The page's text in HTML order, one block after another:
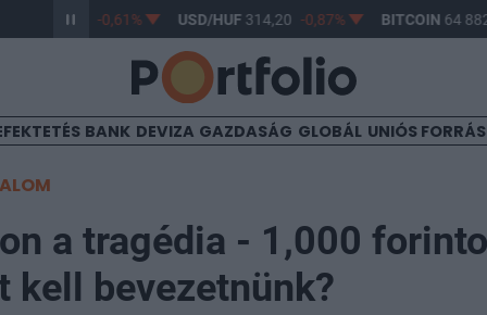
363,17 -0,61% USD/HUF 314,20 -0,87% BITCOIN64
BANK DEVIZA GAZDASÁG GLOBÁL UNIÓS
a tragédia - 1,000
kell bevezetnünk?